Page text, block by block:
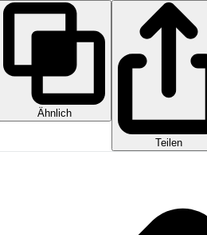
Ähnlich
Teilen